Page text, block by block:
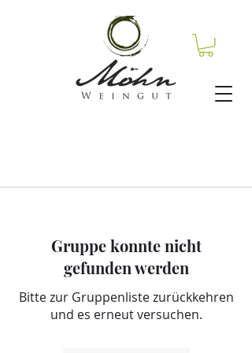
Gruppe konnte nicht
gefunden werden
Bitte zur Gruppenliste zurückkehren
und es erneut versuchen.